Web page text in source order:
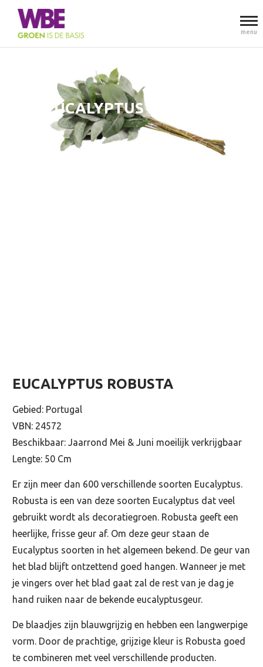
menu
EUCALYPTUS ROBUSTA
EUCALYPTUS ROBUSTA
Gebied: Portugal
VBN: 24572
Beschikbaar: Jaarrond Mei & Juni moeilijk verkrijgbaar
Lengte: 50 Cm
Er zijn meer dan 600 verschillende soorten Eucalyptus.
Robusta is een van deze soorten Eucalyptus dat veel
gebruikt wordt als decoratiegroen. Robusta geeft een
heerlijke, frisse geur af. Om deze geur staan de
Eucalyptus soorten in het algemeen bekend. De geur van
het blad blijft ontzettend goed hangen. Wanneer je met
je vingers over het blad gaat zal de rest van je dag je
hand ruiken naar de bekende eucalyptusgeur.
De blaadjes zijn blauwgrijzig en hebben een langwerpige
vorm. Door de prachtige, grijzige kleur is Robusta goed
te combineren met veel verschillende producten.